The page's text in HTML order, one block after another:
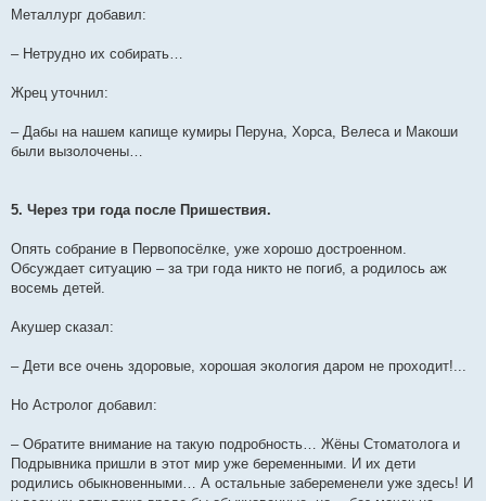
Металлург добавил:
– Нетрудно их собирать…
Жрец уточнил:
– Дабы на нашем капище кумиры Перуна, Хорса, Велеса и Макоши
были вызолочены…
5. Через три года после Пришествия.
Опять собрание в Первопосёлке, уже хорошо достроенном.
Обсуждает ситуацию – за три года никто не погиб, а родилось аж
восемь детей.
Акушер сказал:
– Дети все очень здоровые, хорошая экология даром не проходит!...
Но Астролог добавил:
– Обратите внимание на такую подробность… Жёны Стоматолога и
Подрывника пришли в этот мир уже беременными. И их дети
родились обыкновенными… А остальные забеременели уже здесь! И